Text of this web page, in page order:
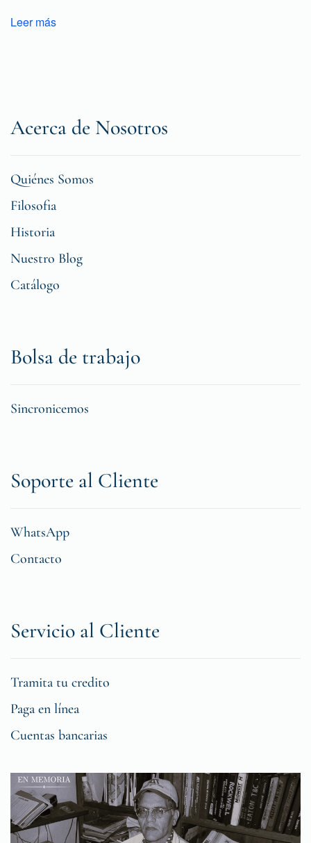
Leer más
Acerca de Nosotros
Quiénes Somos
Filosofia
Historia
Nuestro Blog
Catálogo
Bolsa de trabajo
Sincronicemos
Soporte al Cliente
WhatsApp
Contacto
Servicio al Cliente
Tramita tu credito
Paga en línea
Cuentas bancarias